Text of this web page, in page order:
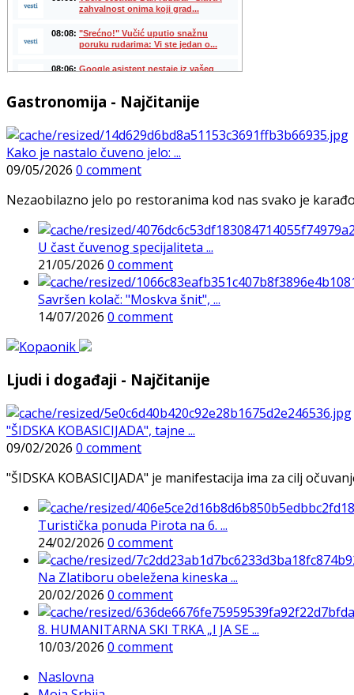
Gastronomija - Najčitanije
Kako je nastalo čuveno jelo: ...
09/05/2026 0 comment
Nezaobilazno jelo po restoranima kod nas svako je
U čast čuvenog specijaliteta ...
21/05/2026 0 comment
Savršen kolač: "Moskva šnit", ...
14/07/2026 0 comment
Ljudi i događaji - Najčitanije
"ŠIDSKA KOBASICIJADA", tajne ...
09/02/2026 0 comment
"ŠIDSKA KOBASICIJADA" je manifestacija ima za cilj
Turistička ponuda Pirota na 6. ...
24/02/2026 0 comment
Na Zlatiboru obeležena kineska ...
20/02/2026 0 comment
8. HUMANITARNA SKI TRKA „I JA SE ...
10/03/2026 0 comment
Naslovna